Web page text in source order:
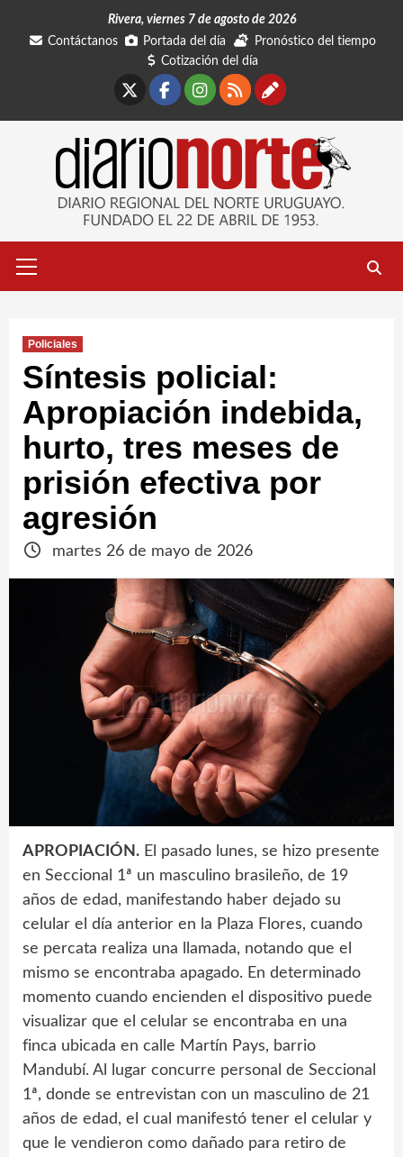
Rivera, viernes 7 de agosto de 2026
Contáctanos
Portada del día
Pronóstico del tiempo
Cotización del día
Facebook
Instagram
RSSContáctanos
primario
Policiales
Síntesis policial:
Apropiación indebida,
hurto, tres meses de
prisión efectiva por
agresión
martes 26 de mayo de 2026
APROPIACIÓN. El pasado lunes, se hizo presente
en Seccional 1ª un masculino brasileño, de 19
años de edad, manifestando haber dejado su
celular el día anterior en la Plaza Flores, cuando
se percata realiza una llamada, notando que el
mismo se encontraba apagado. En determinado
momento cuando encienden el dispositivo puede
visualizar que el celular se encontraba en una
finca ubicada en calle Martín Pays, barrio
Mandubí. Al lugar concurre personal de Seccional
1ª, donde se entrevistan con un masculino de 21
años de edad, el cual manifestó tener el celular y
que le vendieron como dañado para retiro de